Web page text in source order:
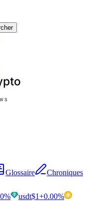
Glossaire
Chroniques
% usdt$1+0.00%